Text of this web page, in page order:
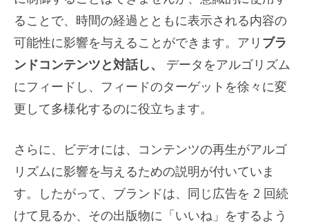
ることで、時間の経過とともに表示される内容の
可能性に影響を与えることができます。アリ ブラ
ンドコンテンツと対話し、 データをアルゴリズム
にフィードし、フィードのターゲットを徐々に変
更して多様化するのに役立ちます。
さらに、ビデオには、コンテンツの再生がアルゴ
リズムに影響を与えるための説明が付いていま
す。したがって、ブランドは、同じ広告を 2 回続
けて見るか、その出版物に「いいね」をするよう